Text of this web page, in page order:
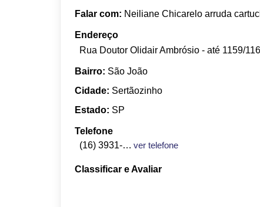
Falar com: Neiliane Chicarelo arruda
Endereço
Rua Doutor Olidair Ambrósio - até 1159/
Bairro: São João
Cidade: Sertãozinho
Estado: SP
Telefone
(16) 3931-4846
ver telefone
Classificar e Avaliar